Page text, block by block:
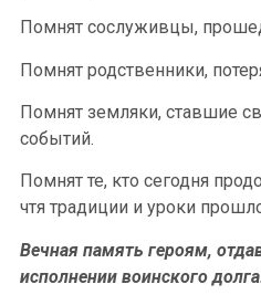
Помнят сослуживцы,
Помнят родственники,
Помнят земляки, ставшие
событий.
Помнят те, кто сегодня
чтя традиции и уроки
Вечная память героям,
исполнении воинского